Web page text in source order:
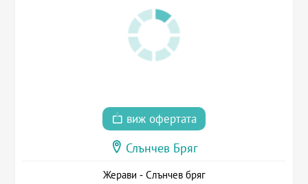
виж офертата
Слънчев Бряг
Жерави - Слънчев бряг